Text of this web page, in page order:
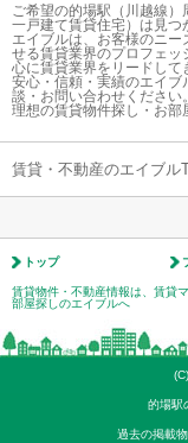
ご希望の的場駅（川越線）
一戸建て賃貸住宅）は見つ
エイブルは、お客様のニ
せる賃貸業界のプロフェ
心に賃貸業界をリードして
安心・信頼・実績のエイ
談・お問い合わせください。
理想の賃貸物件探し・お部
賃貸・不動産のエイブル
トップ
賃貸物件・不動産情報は、賃貸
部屋探しのエイブルへ
的場駅
過去の掲載